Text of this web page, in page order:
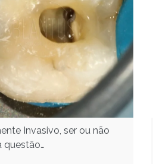
Invasivo, ser ou não
questão…